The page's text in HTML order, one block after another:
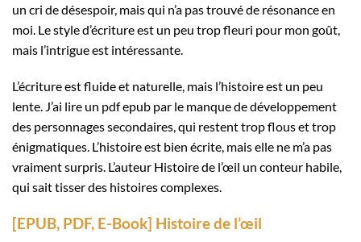
un cri de désespoir, mais qui n’a pas trouvé de résonance en
moi. Le style d’écriture est un peu trop fleuri pour mon goût,
mais l’intrigue est intéressante.
L’écriture est fluide et naturelle, mais l’histoire est un peu
lente. J’ai lire un pdf epub par le manque de développement
des personnages secondaires, qui restent trop flous et trop
énigmatiques. L’histoire est bien écrite, mais elle ne m’a pas
vraiment surpris. L’auteur Histoire de l’œil un conteur habile,
qui sait tisser des histoires complexes.
[EPUB, PDF, E-Book] Histoire de l’œil